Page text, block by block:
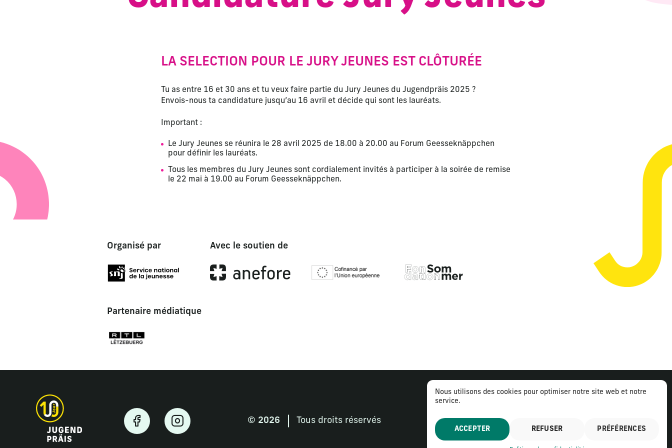
Nous utilisons des cookies pour optimiser notre site web et notre
service.
ACCEPTER REFUSER PRÉFÉRENCES
LA SELECTION POUR LE JURY JEUNES EST CLÔTURÉE
Tu as entre 16 et 30 ans et tu veux faire partie du Jury Jeunes du Jugendpräis 2025 ?
Envois-nous ta candidature jusqu’au 16 avril et décide qui sont les lauréats.
Important :
Le Jury Jeunes se réunira le 28 avril 2025 de 18.00 à 20.00 au Forum Geesseknäppchen
pour définir les lauréats.
Tous les membres du Jury Jeunes sont cordialement invités à participer à la soirée de remise
le 22 mai à 19.00 au Forum Geesseknäppchen.
Organisé par Avec le soutien de
Partenaire médiatique
© 2026 Tous droits réservés Mentions légales